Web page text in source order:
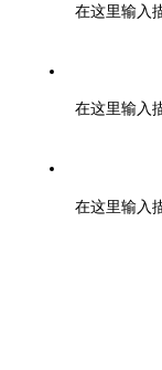
在这里输入
在这里输入
在这里输入